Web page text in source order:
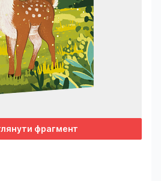
фрагмент